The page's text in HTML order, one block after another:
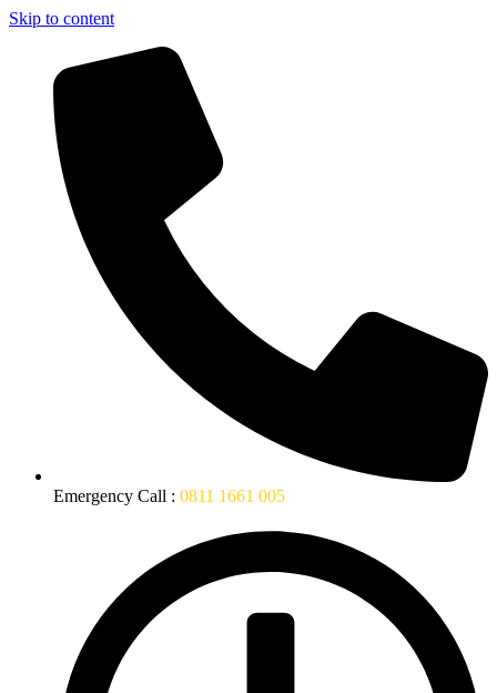
Skip to content
Emergency Call : 0811 1661 005